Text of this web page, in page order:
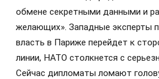
обмене секретными данными и
желающих». Западные эксперты
власть в Париже перейдет к
линии, НАТО столкнется с
Сейчас дипломаты ломают